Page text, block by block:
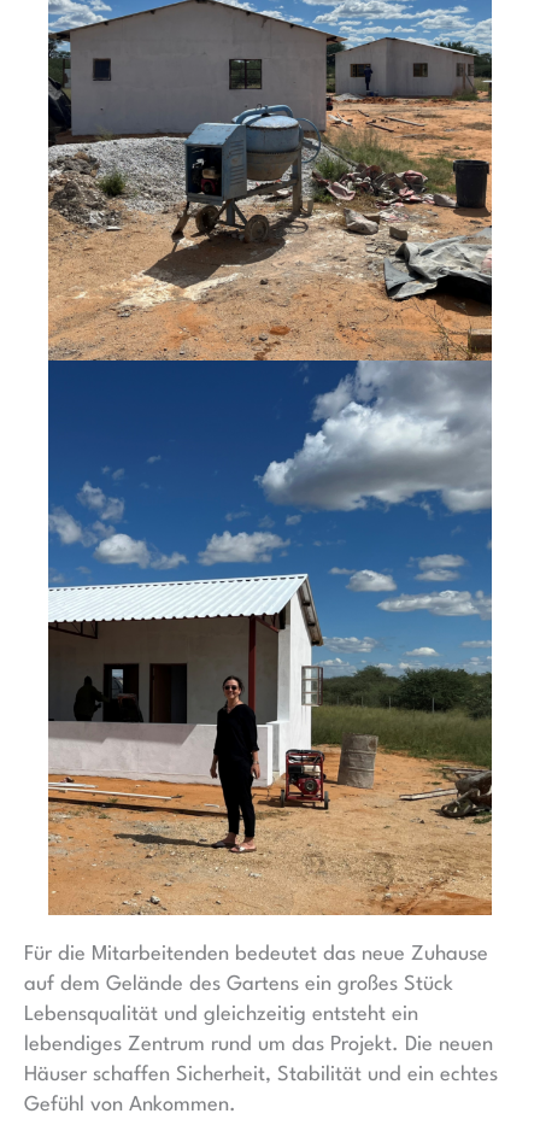
Für die Mitarbeitenden bedeutet das neue Zuhause
auf dem Gelände des Gartens ein großes Stück
Lebensqualität und gleichzeitig entsteht ein
lebendiges Zentrum rund um das Projekt. Die neuen
Häuser schaffen Sicherheit, Stabilität und ein echtes
Gefühl von Ankommen.